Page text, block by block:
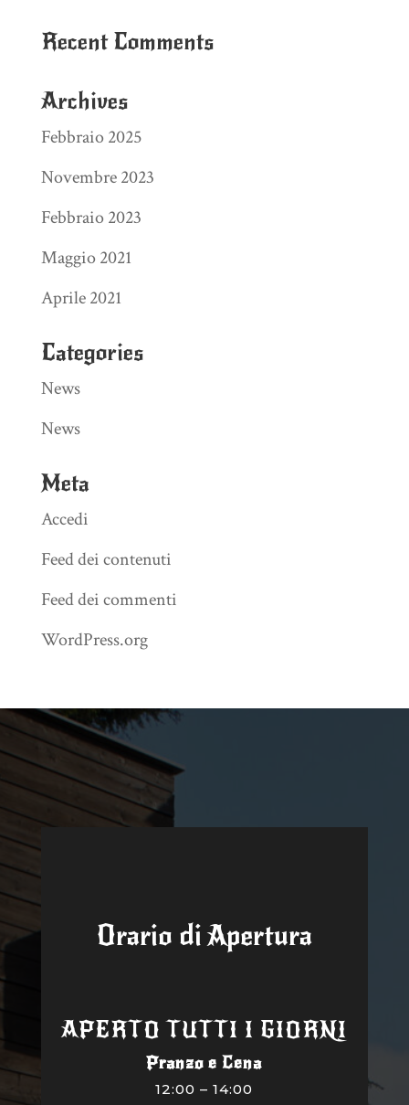
Recent Comments
Archives
Febbraio 2025
Novembre 2023
Febbraio 2023
Maggio 2021
Aprile 2021
Categories
News
News
Meta
Accedi
Feed dei contenuti
Feed dei commenti
WordPress.org
Orario di Apertura
APERTO TUTTI I GIORNI
Pranzo e Cena
12:00 – 14:00